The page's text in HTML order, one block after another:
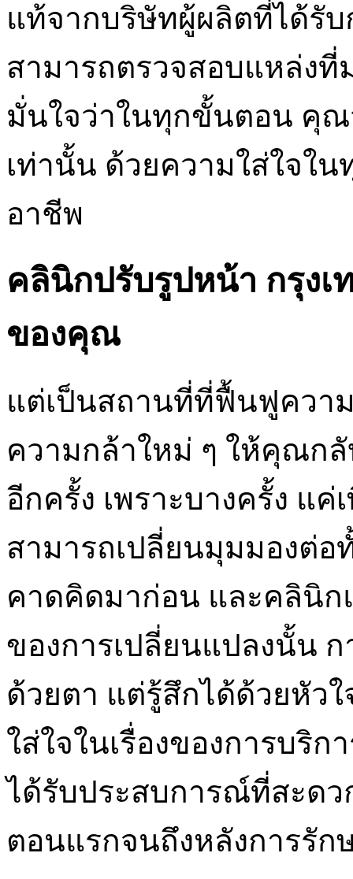
แท้จากบริษัทผู้ผลิตที่ได้รับ
สามารถตรวจสอบแหล่ง
มั่นใจว่าในทุกขั้นตอน คุ
เท่านั้น ด้วยความใส่ใจใน
อาชีพ
คลินิกปรับรูปหน้า กรุง
ของคุณ
แต่เป็นสถานที่ที่ฟื้นฟูควา
ความกล้าใหม่ ๆ ให้คุณก
อีกครั้ง เพราะบางครั้ง แ
สามารถเปลี่ยนมุมมองต่อ
คาดคิดมาก่อน และคลินิก
ของการเปลี่ยนแปลงนั้น ก
ด้วยตา แต่รู้สึกได้ด้วยหัว
ใส่ใจในเรื่องของการบริก
ได้รับประสบการณ์ที่สะด
ตอนแรกจนถึงหลังการรัก